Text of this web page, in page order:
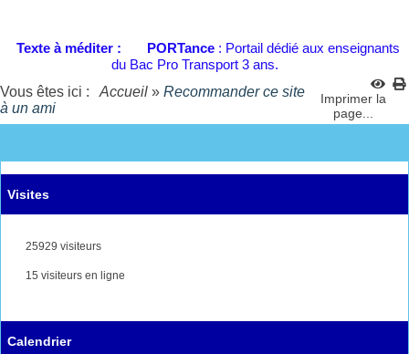
Texte à méditer : PORTance : Portail dédié aux enseignants
du Bac Pro Transport 3 ans.
Vous êtes ici :
Accueil » Recommander ce site
à un ami
Imprimer la
page...
Visites
25929 visiteurs
15 visiteurs en ligne
Calendrier